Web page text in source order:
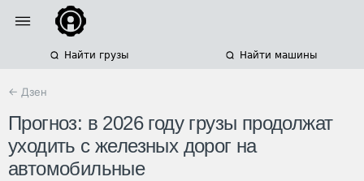
Найти грузы Найти машины
← Дзен
Прогноз: в 2026 году грузы продолжат
уходить с железных дорог на
автомобильные